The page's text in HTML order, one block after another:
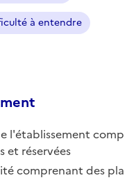
à entendre
l'établissement comp
et réservées
comprenant des pla